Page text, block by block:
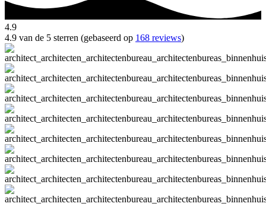
4.9
4.9 van de 5 sterren (gebaseerd op 168 reviews)